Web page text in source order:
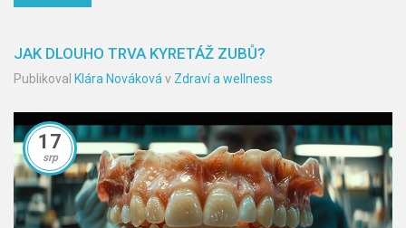
JAK DLOUHO TRVA KYRETÁŽ ZUBŮ?
Publikoval Klára Nováková v Zdraví a wellness
17
srp